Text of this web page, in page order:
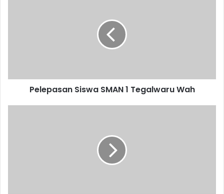
Pelepasan Siswa SMAN 1 Tegalwaru Wah